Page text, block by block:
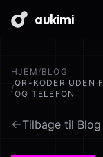
aukimi
HJEM /BLOG
/
QR-KODER UDEN
OG TELEFON
Tilbage til Blog